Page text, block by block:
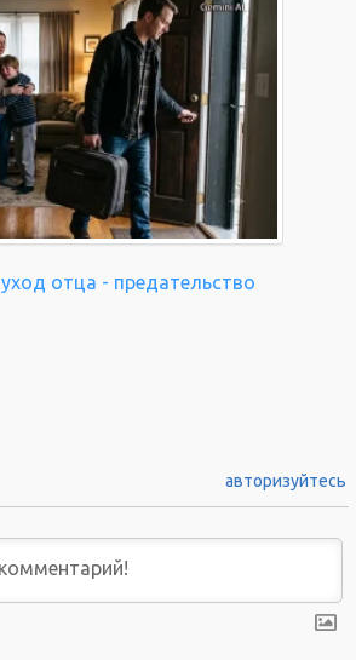
отца - предательство
авторизуйтесь